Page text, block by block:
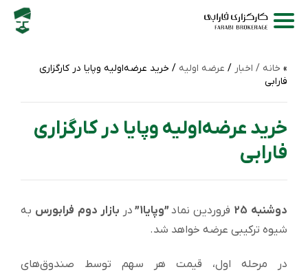
خانه / اخبار / عرضه اولیه / خرید عرضه‌‌‌اولیه وپایا در کارگزاری
فارابی
خرید عرضه‌‌‌اولیه وپایا در کارگزاری
فارابی
دوشنبه 25 فروردین نماد”وپایا1” در بازار دوم فرابورس به
شیوه ترکیبی عرضه خواهد شد.
در مرحله اول، قیمت هر سهم توسط صندوق‌های